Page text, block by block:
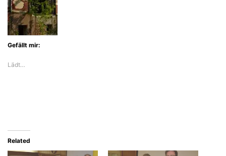
Gefällt mir:
Lädt…
Related